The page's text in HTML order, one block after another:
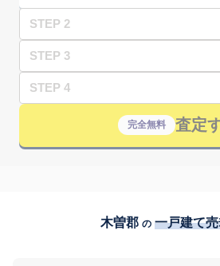
STEP 2
STEP 3
STEP 4
完全無料 査定
木曽郡 の 一戸建て